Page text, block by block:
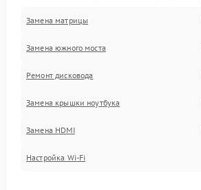
Замена матрицы
Замена южного моста
Ремонт дисковода
Замена крышки ноутбука
Замена HDMI
Настройка Wi-Fi